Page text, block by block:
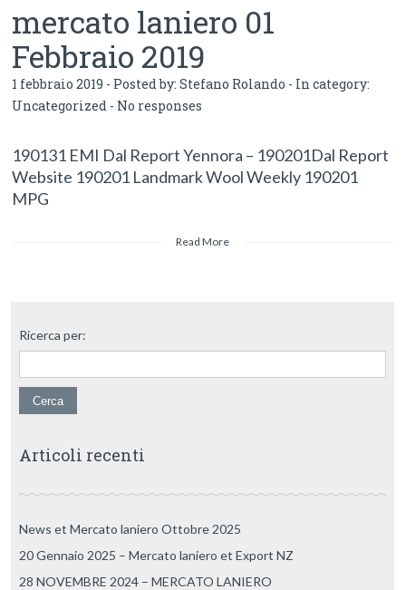
mercato laniero 01
Febbraio 2019
1 febbraio 2019 - Posted by:Stefano Rolando - In category:
Uncategorized - No responses
190131 EMI Dal Report Yennora – 190201Dal Report
Website 190201 Landmark Wool Weekly 190201
MPG
Read More
Ricerca per:
Articoli recenti
News et Mercato laniero Ottobre 2025
20 Gennaio 2025 – Mercato laniero et Export NZ
28 NOVEMBRE 2024 – MERCATO LANIERO